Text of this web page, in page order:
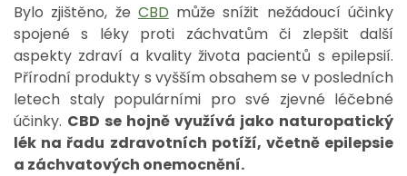
Bylo zjištěno, že CBD může snížit nežádoucí účinky
spojené s léky proti záchvatům či zlepšit další
aspekty zdraví a kvality života pacientů s epilepsií.
Přírodní produkty s vyšším obsahem se v posledních
letech staly populárními pro své zjevné léčebné
účinky. CBD se hojně využívá jako naturopatický
lék na řadu zdravotních potíží, včetně epilepsie
a záchvatových onemocnění.